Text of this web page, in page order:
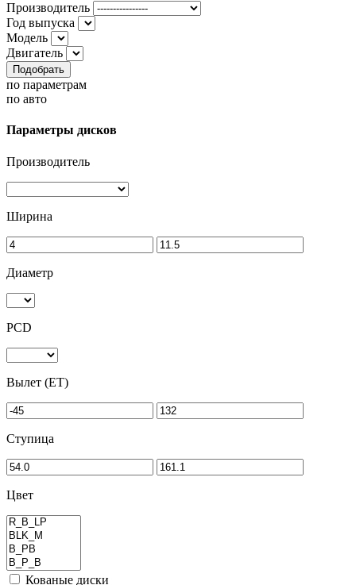
Производитель
Год выпуска
Модель
Двигатель
Подобрать
по параметрам
по авто
Параметры дисков
Производитель
Ширина
Диаметр
PCD
Вылет (ET)
Ступица
Цвет
Кованые диски